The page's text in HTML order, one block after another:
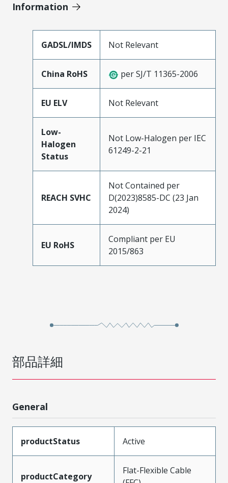
Information
GADSL/IMDS Not Relevant
China RoHS per SJ/T 11365-2006
EU ELV Not Relevant
Low-
Halogen
Status
Not Low-Halogen per IEC
61249-2-21
REACH SVHC
Not Contained per
D(2023)8585-DC (23 Jan
2024)
EU RoHS
Compliant per EU
2015/863
部品詳細
General
productStatus Active
productCategory
Flat-Flexible Cable